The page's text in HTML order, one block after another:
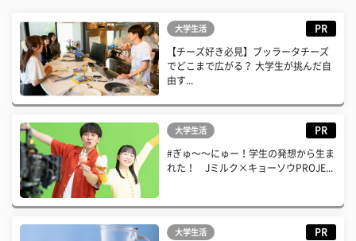
大学生活 PR
【チーズ好き必見】ブッラータチーズ
でどこまで広がる？ 大学生が挑んだ自
由す...
大学生活 PR
#ぎゅ〜〜にゅー！学生の発想から生ま
れた！ Jミルク×キョーソウPROJE...
大学生活 PR